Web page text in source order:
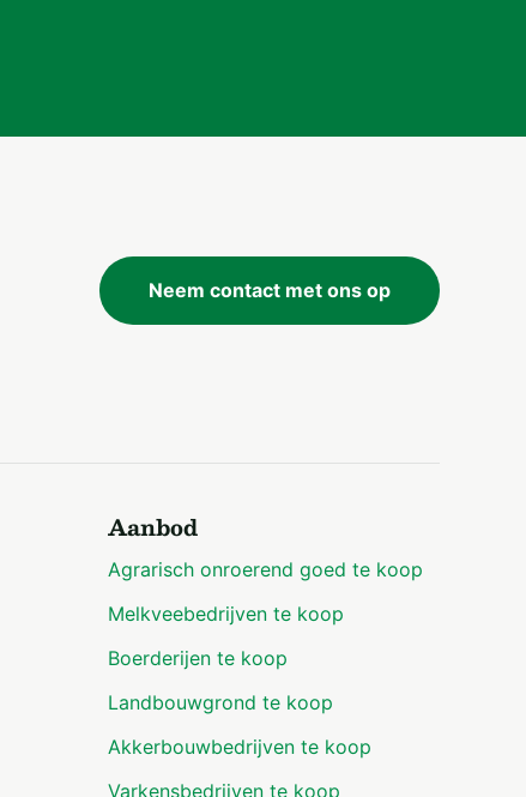
Neem contact met ons op
Aanbod
Agrarisch onroerend goed te koop
Melkveebedrijven te koop
Boerderijen te koop
Landbouwgrond te koop
Akkerbouwbedrijven te koop
Varkensbedrijven te koop